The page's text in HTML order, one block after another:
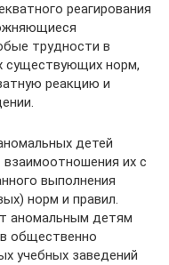
реагирования
трудности в
существующих норм,
реакцию и
детей
их с
выполнения
норм и правил.
аномальным детям
общественно
учебных заведений